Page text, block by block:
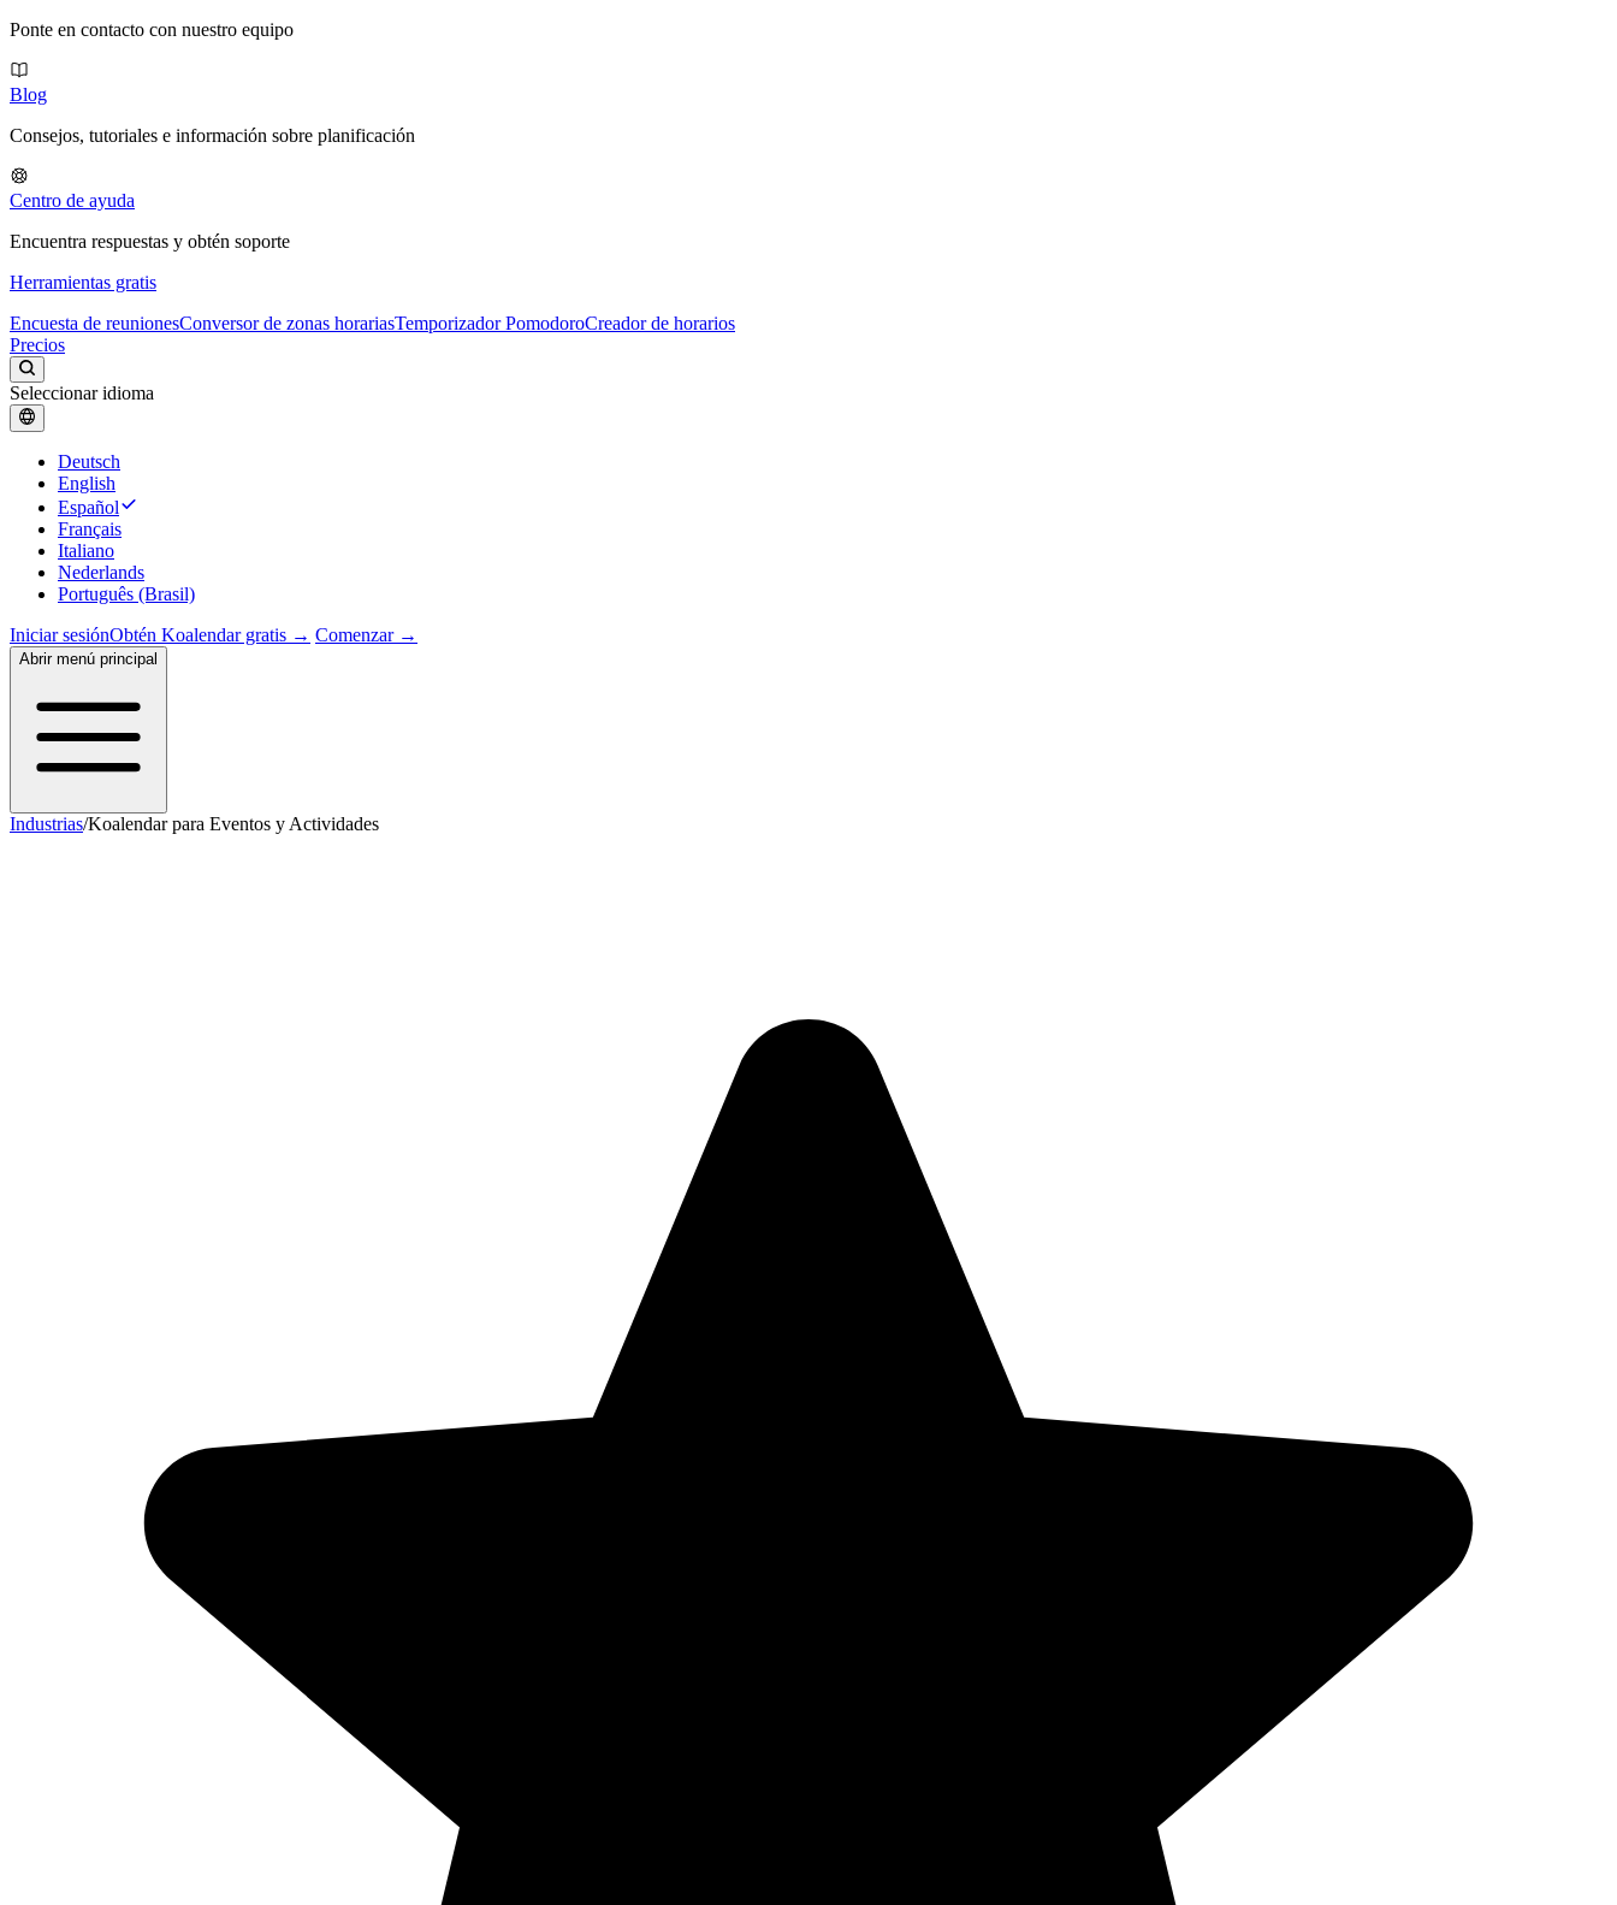
Ponte en contacto con nuestro equipo
Blog
Consejos, tutoriales e información sobre planificación
Centro de ayuda
Encuentra respuestas y obtén soporte
Herramientas gratis
Encuesta de reunionesConversor de zonas horariasTemporizador PomodoroCreador de horarios
Precios
Seleccionar idioma
Deutsch
English
Español
Français
Italiano
Nederlands
Português (Brasil)
Iniciar sesiónObtén Koalendar gratis → Comenzar →
Abrir menú principal
Industrias/Koalendar para Eventos y Actividades